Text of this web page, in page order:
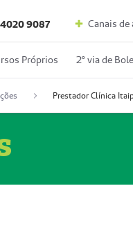
4020 9087 Canais
Próprios 2º via de
Prestador Clínica